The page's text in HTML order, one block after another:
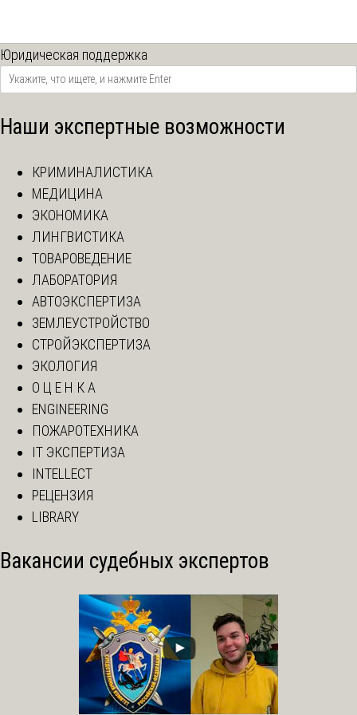
Юридическая поддержка
Наши экспертные возможности
КРИМИНАЛИСТИКА
МЕДИЦИНА
ЭКОНОМИКА
ЛИНГВИСТИКА
ТОВАРОВЕДЕНИЕ
ЛАБОРАТОРИЯ
АВТОЭКСПЕРТИЗА
ЗЕМЛЕУСТРОЙСТВО
СТРОЙЭКСПЕРТИЗА
ЭКОЛОГИЯ
О Ц Е Н К А
ENGINEERING
ПОЖАРОТЕХНИКА
IT ЭКСПЕРТИЗА
INTELLECT
РЕЦЕНЗИЯ
LIBRARY
Вакансии судебных экспертов